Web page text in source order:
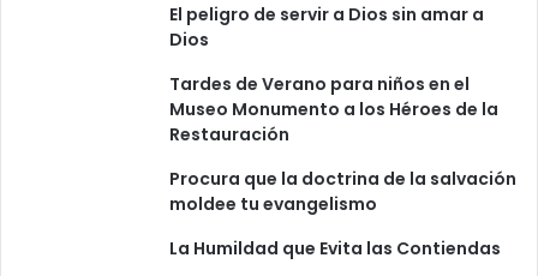
El peligro de servir a Dios sin amar a
Dios
Tardes de Verano para niños en el
Museo Monumento a los Héroes de la
Restauración
Procura que la doctrina de la salvación
moldee tu evangelismo
La Humildad que Evita las Contiendas